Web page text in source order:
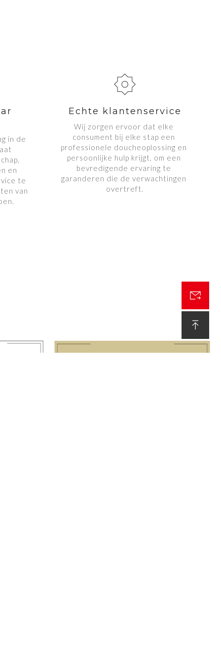
in de
en
te
van
Echte klantenservice
Wij zorgen ervoor dat elke
consument bij elke stap een
professionele doucheoplossing en
persoonlijke hulp krijgt, om een ​​
bevredigende ervaring te
garanderen die de verwachtingen
overtreft.